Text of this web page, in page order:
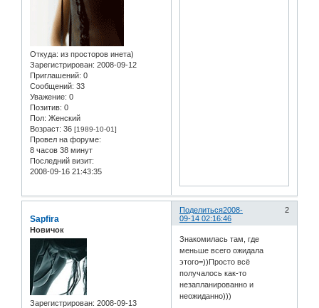
Откуда: из просторов инета)
Зарегистрирован: 2008-09-12
Приглашений: 0
Сообщений: 33
Уважение: 0
Позитив: 0
Пол: Женский
Возраст: 36 [1989-10-01]
Провел на форуме:
8 часов 38 минут
Последний визит:
2008-09-16 21:43:35
Поделиться 2
2008-
09-14 02:16:46
Sapfira
Новичок
Зарегистрирован: 2008-09-13
Знакомилась там, где
меньше всего ожидала
этого=))Просто всё
получалось как-то
незапланированно и
неожиданно)))